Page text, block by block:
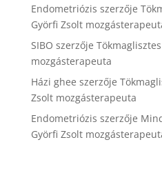
Endometriózis szerzője
Györfi Zsolt
SIBO szerzője
mozgásterapeuta
Házi ghee szerzője
Zsolt mozgásterapeuta
Endometriózis szerzője
Györfi Zsolt